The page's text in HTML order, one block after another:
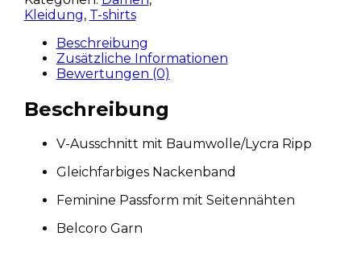
Kleidung, T-shirts
Beschreibung
Zusätzliche Informationen
Bewertungen (0)
Beschreibung
V-Ausschnitt mit Baumwolle/Lycra Ripp
Gleichfarbiges Nackenband
Feminine Passform mit Seitennähten
Belcoro Garn